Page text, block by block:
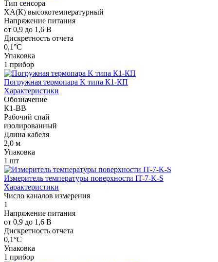
Тип сенсора
ХА(К) высокотемпературный
Напряжение питания
от 0,9 до 1,6 В
Дискретность отчета
0,1°C
Упаковка
1 прибор
Погружная термопара K типа К1-КП
Характеристики
Обозначение
К1-ВВ
Рабочий спай
изолированный
Длина кабеля
2,0 м
Упаковка
1 шт
Измеритель температуры поверхности IT-7-K-S
Характеристики
Число каналов измерения
1
Напряжение питания
от 0,9 до 1,6 В
Дискретность отчета
0,1°C
Упаковка
1 прибор